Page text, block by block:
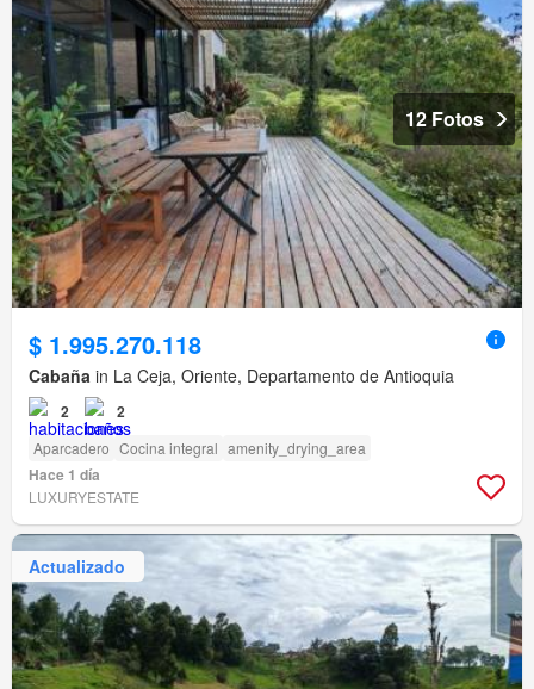
12 Fotos
$ 1.995.270.118
Cabaña in La Ceja, Oriente, Departamento de Antioquia
2 2
Aparcadero Cocina integral amenity_drying_area
Hace 1 día
LUXURYESTATE
Actualizado